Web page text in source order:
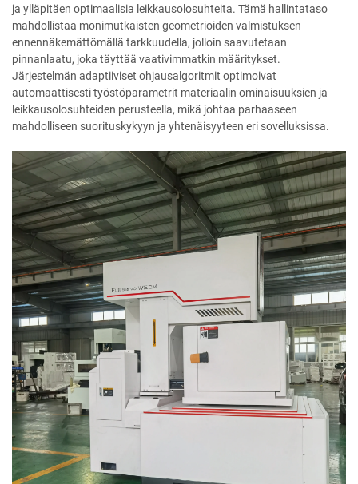
ja ylläpitäen optimaalisia leikkausolosuhteita. Tämä hallintataso
mahdollistaa monimutkaisten geometrioiden valmistuksen
ennennäkemättömällä tarkkuudella, jolloin saavutetaan
pinnanlaatu, joka täyttää vaativimmatkin määritykset.
Järjestelmän adaptiiviset ohjausalgoritmit optimoivat
automaattisesti työstöparametrit materiaalin ominaisuuksien ja
leikkausolosuhteiden perusteella, mikä johtaa parhaaseen
mahdolliseen suorituskykyyn ja yhtenäisyyteen eri sovelluksissa.